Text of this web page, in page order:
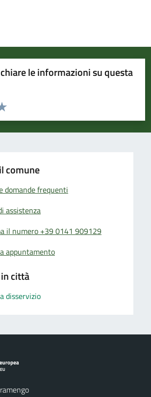
le informazioni su questa
pagina
5 stelle su 5
4 stelle su 5
su 5
su 5
5
comune
domande frequenti
assistenza
il numero +39 0141 909129
appuntamento
città
disservizio